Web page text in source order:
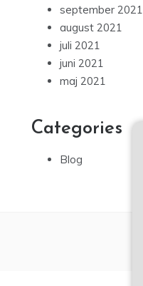
september 2021
august 2021
juli 2021
juni 2021
maj 2021
Categories
Blog